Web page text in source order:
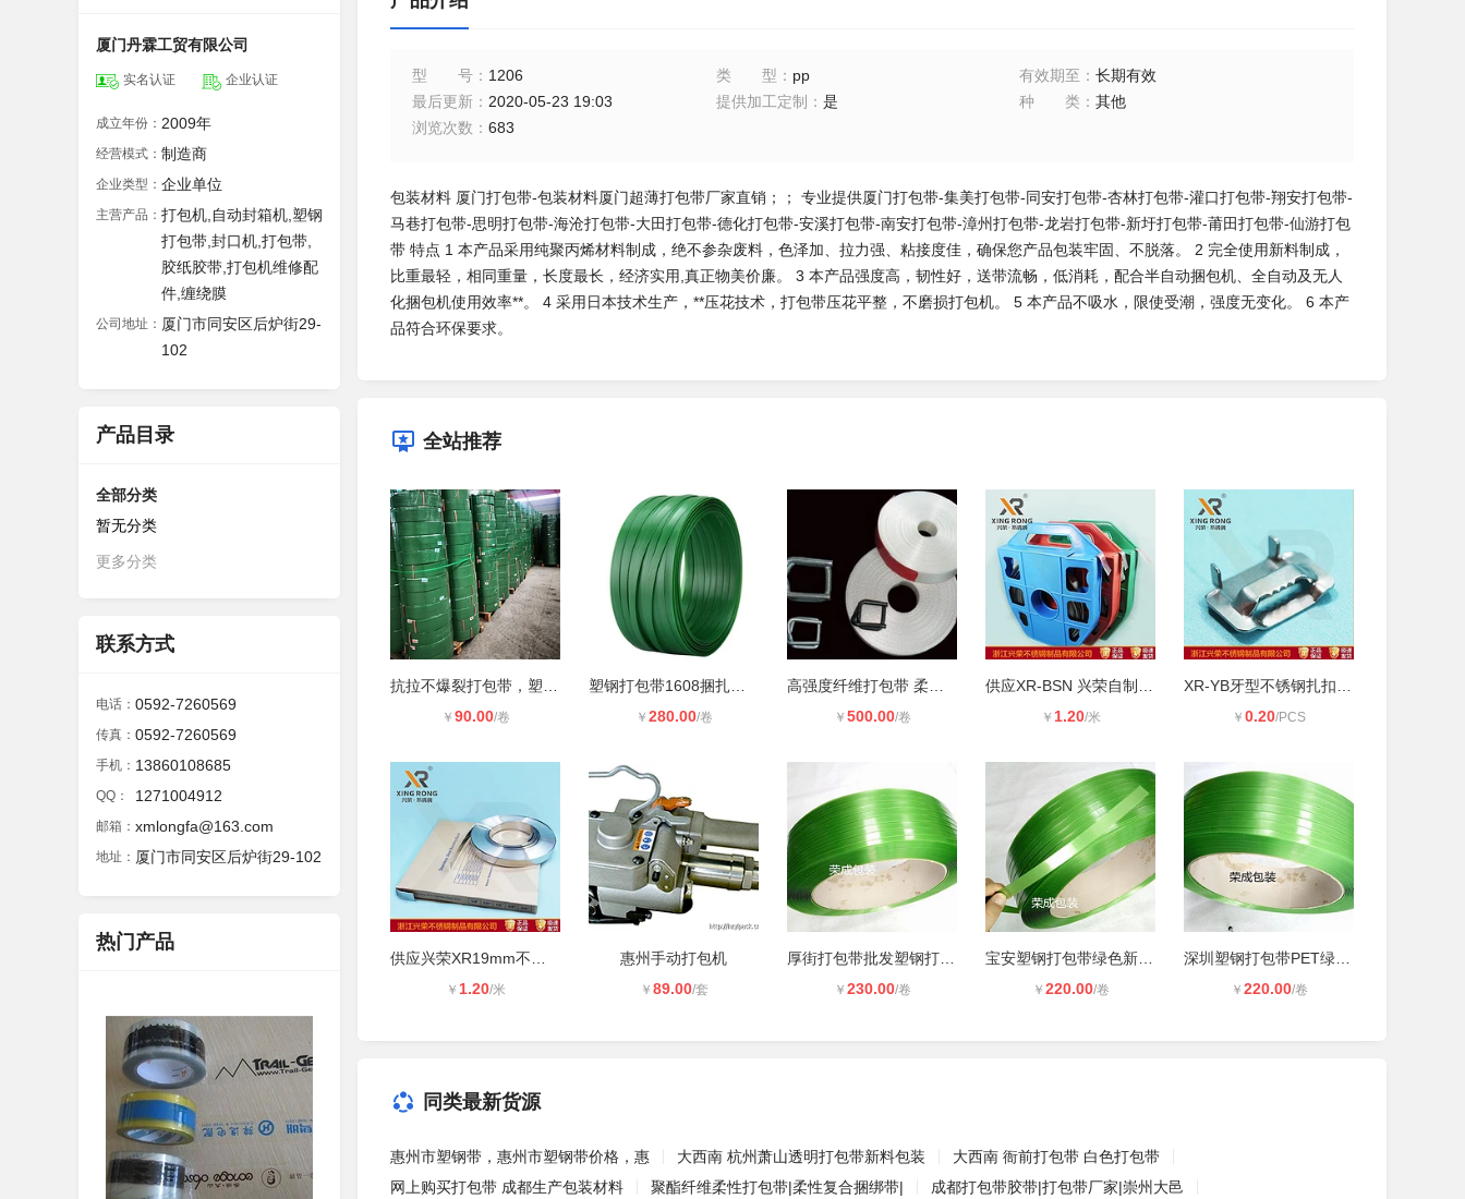
厦门丹霖工贸有限公司
实名认证 企业认证
成立年份： 2009年
经营模式： 制造商
企业类型： 企业单位
主营产品： 打包机,自动封箱机,塑钢
打包带,封口机,打包带,
胶纸胶带,打包机维修配
件,缠绕膜
公司地址： 厦门市同安区后炉街29-
102
产品目录
全部分类
暂无分类
更多分类
联系方式
电话： 0592-7260569
传真： 0592-7260569
手机： 13860108685
QQ： 1271004912
邮箱： xmlongfa@163.com
地址： 厦门市同安区后炉街29-102
热门产品
型号 ： 1206 类型 ： pp 有效期至 ：长期有效
最后更新 ： 2020-05-23 19:03 提供加工定制 ： 是 种类 ：其他
浏览次数 ： 683
包装材料 厦门打包带-包装材料厦门超薄打包带厂家直销；； 专业提供厦门打包带-集美打包带-同安打包带-杏林打包带-灌口打包带-翔安打包带-
马巷打包带-思明打包带-海沧打包带-大田打包带-德化打包带-安溪打包带-南安打包带-漳州打包带-龙岩打包带-新圩打包带-莆田打包带-仙游打包
带 特点 1 本产品采用纯聚丙烯材料制成，绝不参杂废料，色泽加、拉力强、粘接度佳，确保您产品包装牢固、不脱落。 2 完全使用新料制成，
比重最轻，相同重量，长度最长，经济实用,真正物美价廉。 3 本产品强度高，韧性好，送带流畅，低消耗，配合半自动捆包机、全自动及无人
化捆包机使用效率**。 4 采用日本技术生产，**压花技术，打包带压花平整，不磨损打包机。 5 本产品不吸水，限使受潮，强度无变化。 6 本产
品符合环保要求。
全站推荐
￥ 90.00/卷 ￥ 280.00/卷 ￥ 500.00/卷 ￥ 1.20/米 ￥ 0.20/PCS
￥ 1.20/米
惠州手动打包机
￥ 89.00/套 ￥ 230.00/卷 ￥ 220.00/卷 ￥ 220.00/卷
同类最新货源
惠州市塑钢带，惠州市塑钢带价格，惠 大西南 杭州萧山透明打包带新料包装
大西南 衙前打包带 白色打包带
网上购买打包带 成都生产包装材料
聚酯纤维柔性打包带|柔性复合捆绑带|
成都打包带胶带|打包带厂家|崇州大邑